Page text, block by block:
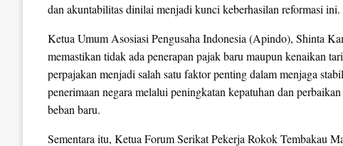
dan akuntabilitas dinilai menjadi kunci keberhasilan reformasi ini.
Ketua Umum Asosiasi Pengusaha Indonesia (Apindo), Shinta
memastikan tidak ada penerapan pajak baru maupun kenaikan
perpajakan menjadi salah satu faktor penting dalam menjaga
penerimaan negara melalui peningkatan kepatuhan dan
beban baru.
Sementara itu, Ketua Forum Serikat Pekerja Rokok Tembakau